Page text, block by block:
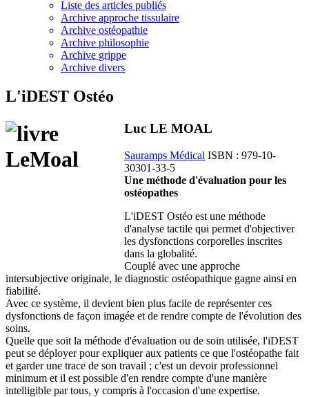
Liste des articles publiés
Archive approche tissulaire
Archive ostéopathie
Archive philosophie
Archive grippe
Archive divers
L'iDEST Ostéo
Luc LE MOAL
Sauramps Médical ISBN : 979-10-
30301-33-5
Une méthode d'évaluation pour les
ostéopathes
L'iDEST Ostéo est une méthode
d'analyse tactile qui permet d'objectiver
les dysfonctions corporelles inscrites
dans la globalité.
Couplé avec une approche
intersubjective originale, le diagnostic ostéopathique gagne ainsi en
fiabilité.
Avec ce système, il devient bien plus facile de représenter ces
dysfonctions de façon imagée et de rendre compte de l'évolution des
soins.
Quelle que soit la méthode d'évaluation ou de soin utilisée, l'iDEST
peut se déployer pour expliquer aux patients ce que l'ostéopathe fait
et garder une trace de son travail ; c'est un devoir professionnel
minimum et il est possible d'en rendre compte d'une manière
intelligible par tous, y compris à l'occasion d'une expertise.